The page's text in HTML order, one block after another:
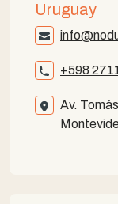
Uruguay
+598
Av.